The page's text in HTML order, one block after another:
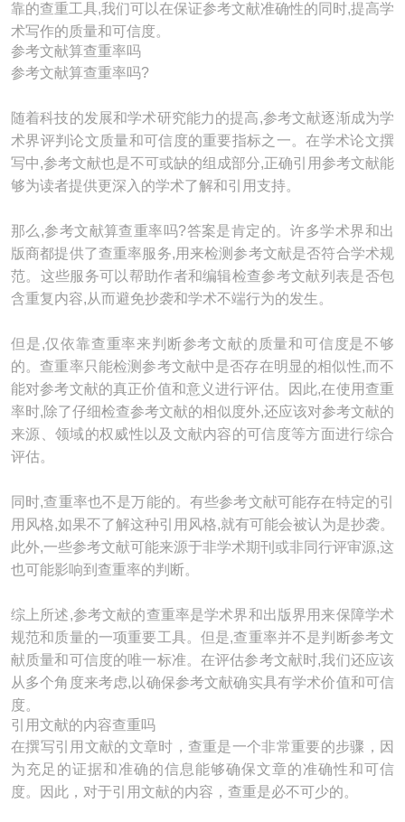
靠的查重工具,我们可以在保证参考文献准确性的同时,提高学
术写作的质量和可信度。
参考文献算查重率吗
参考文献算查重率吗?
随着科技的发展和学术研究能力的提高,参考文献逐渐成为学
术界评判论文质量和可信度的重要指标之一。在学术论文撰
写中,参考文献也是不可或缺的组成部分,正确引用参考文献能
够为读者提供更深入的学术了解和引用支持。
那么,参考文献算查重率吗?答案是肯定的。许多学术界和出
版商都提供了查重率服务,用来检测参考文献是否符合学术规
范。这些服务可以帮助作者和编辑检查参考文献列表是否包
含重复内容,从而避免抄袭和学术不端行为的发生。
但是,仅依靠查重率来判断参考文献的质量和可信度是不够
的。查重率只能检测参考文献中是否存在明显的相似性,而不
能对参考文献的真正价值和意义进行评估。因此,在使用查重
率时,除了仔细检查参考文献的相似度外,还应该对参考文献的
来源、领域的权威性以及文献内容的可信度等方面进行综合
评估。
同时,查重率也不是万能的。有些参考文献可能存在特定的引
用风格,如果不了解这种引用风格,就有可能会被认为是抄袭。
此外,一些参考文献可能来源于非学术期刊或非同行评审源,这
也可能影响到查重率的判断。
综上所述,参考文献的查重率是学术界和出版界用来保障学术
规范和质量的一项重要工具。但是,查重率并不是判断参考文
献质量和可信度的唯一标准。在评估参考文献时,我们还应该
从多个角度来考虑,以确保参考文献确实具有学术价值和可信
度。
引用文献的内容查重吗
在撰写引用文献的文章时，查重是一个非常重要的步骤，因
为充足的证据和准确的信息能够确保文章的准确性和可信
度。因此，对于引用文献的内容，查重是必不可少的。